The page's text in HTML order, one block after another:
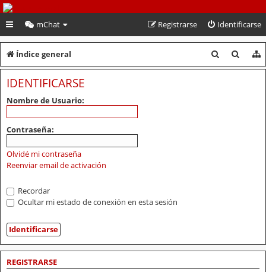
PeruVoley.com
mChat Identificarse
Registrarse
Índice general
u
u
IDENTIFICARSE
Nombre de Usuario:
Contraseña:
Olvidé mi contraseña
Reenviar email de activación
Recordar
Ocultar mi estado de conexión en esta sesión
REGISTRARSE